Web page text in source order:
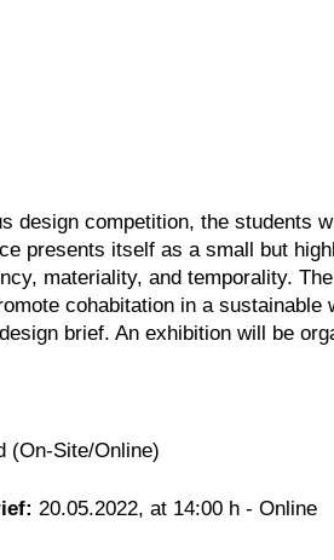
design competition, the students
presents itself as a small but
materiality, and temporality.
cohabitation in a
brief. An exhibition will be
(On-Site/Online)
20.05.2022, at 14:00 h - Online